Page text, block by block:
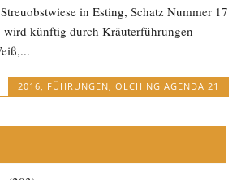
in Esting, Schatz Nummer 17
wird künftig durch Kräuterführungen
2016, FÜHRUNGEN, OLCHING AGENDA 21